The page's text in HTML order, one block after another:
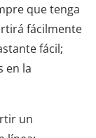
que tenga
fácilmente
fácil;
en la
un